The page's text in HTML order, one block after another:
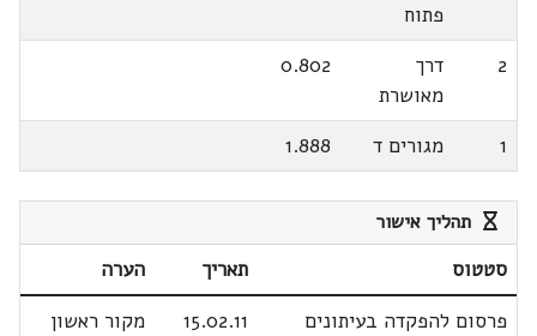
פתוח
2
דרך
מאושרת
0.802
1 מגורים ד 1.888
תהליך אישור
סטטוס תאריך
הערה
פרסום להפקדה בעיתונים
15.02.11
מקור ראשון